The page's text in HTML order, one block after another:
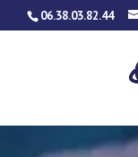
06.38.03.82.44